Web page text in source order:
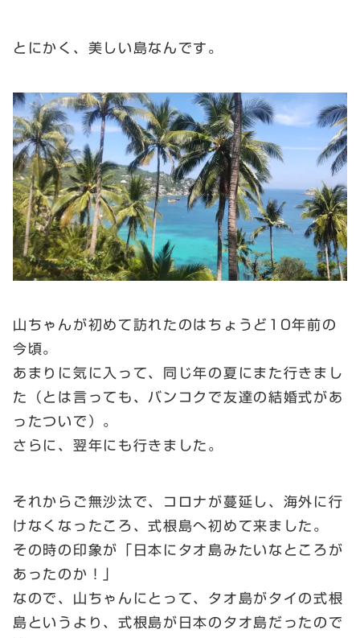
とにかく、美しい島なんです。
山ちゃんが初めて訪れたのはちょうど10年前の
今頃。
あまりに気に入って、同じ年の夏にまた行きまし
た（とは言っても、バンコクで友達の結婚式があ
ったついで）。
さらに、翌年にも行きました。
それからご無沙汰で、コロナが蔓延し、海外に行
けなくなったころ、式根島へ初めて来ました。
その時の印象が「日本にタオ島みたいなところが
あったのか！」
なので、山ちゃんにとって、タオ島がタイの式根
島というより、式根島が日本のタオ島だったので